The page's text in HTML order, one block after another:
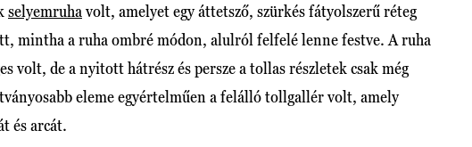
selyemruha volt, amelyet egy áttetsző, szürkés fátyolszerű réteg
mintha a ruha ombré módon, alulról felfelé lenne festve. A ruha
volt, de a nyitott hátrész és persze a tollas részletek csak még
eleme egyértelműen a felálló tollgallér volt, amely
és arcát.